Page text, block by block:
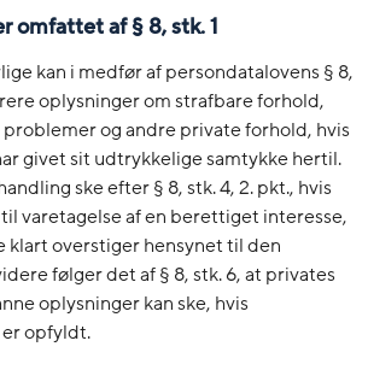
omfattet af § 8, stk. 1
kan i medfør af persondatalovens § 8,
oplysninger om strafbare forhold,
og andre private forhold, hvis
givet sit udtrykkelige samtykke hertil.
ske efter § 8, stk. 4, 2. pkt., hvis
varetagelse af en berettiget interesse,
klart overstiger hensynet til den
følger det af § 8, stk. 6, at privates
oplysninger kan ske, hvis
opfyldt.